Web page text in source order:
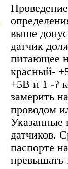
выше
датчик
питающее
красный-
+5В и 1 -?
замерить
проводом
Указанные
датчиков.
паспорте
превышать